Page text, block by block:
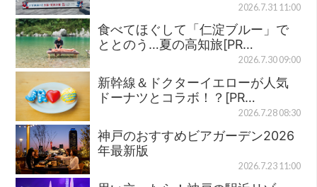
2026.7.31 11:00
食べてほぐして「仁淀ブルー」で
ととのう…夏の高知旅[PR…
2026.7.30 09:00
新幹線＆ドクターイエローが人気
ドーナツとコラボ！？[PR…
2026.7.28 08:30
神戸のおすすめビアガーデン2026
年最新版
2026.7.23 11:00